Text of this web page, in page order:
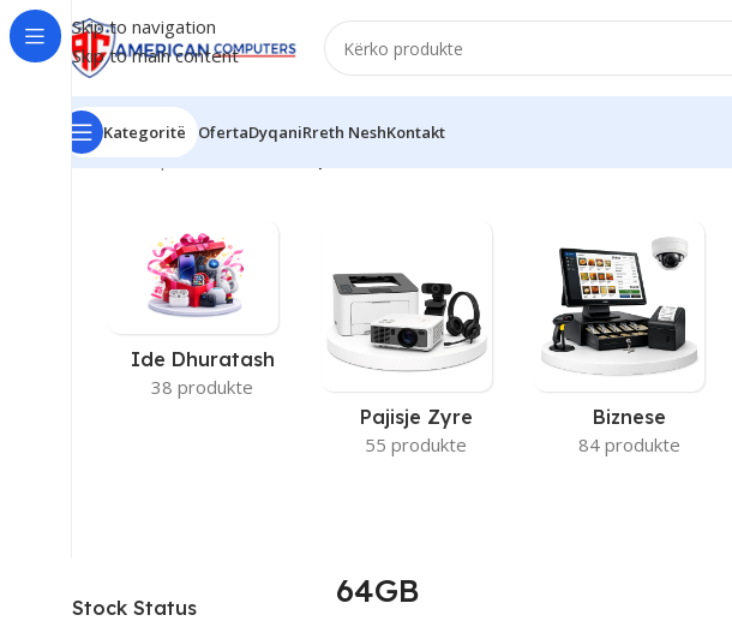
Skip to navigation
Skip to main content
Kategoritë OfertaDyqaniRreth NeshKontakt
Kreu/Ram produkti
Ide Dhuratash
38 produkte
Pajisje Zyre
55 produkte
Biznese
84 produkte
Stock Status 64GB